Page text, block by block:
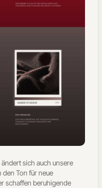
sich auch unsere
den Ton für neue
schaffen beruhigende